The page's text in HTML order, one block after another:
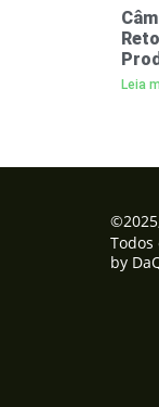
Leia
Todos
by